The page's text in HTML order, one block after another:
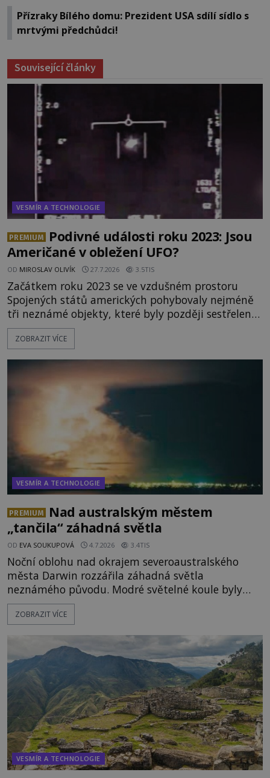
Přízraky Bílého domu: Prezident USA sdílí sídlo s
mrtvými předchůdci!
Související články
VESMÍR A TECHNOLOGIE
PREMIUM
Podivné události roku 2023: Jsou
Američané v obležení UFO?
OD MIROSLAV OLIVÍK 27.7.2026 3.5TIS
Začátkem roku 2023 se ve vzdušném prostoru
Spojených států amerických pohybovaly nejméně
tři neznámé objekty, které byly později sestřeleny.
Do dnešních dnů nebyly trosky těchto létajících
těles objeveny. Je možné, že šlo o nějaké nové
mimozemského původu? Dne 4. února roku 2023
vydává
ZOBRAZIT VÍCE
VESMÍR A TECHNOLOGIE
PREMIUM
Nad australským městem
„tančila“ záhadná světla
OD EVA SOUKUPOVÁ 4.7.2026 3.4TIS
Noční oblohu nad okrajem severoaustralského
města Darwin rozzářila záhadná světla
neznámého původu. Modré světelné koule byly
viditelné nejméně dvacet minut, během nichž se
opakovaně objevovaly a zase mizely. Svědek, který
mohlo jít o návštěvu ze světa duchů. Záhadný
záznam okamžitě rozpoutal deb
ZOBRAZIT VÍCE
VESMÍR A TECHNOLOGIE